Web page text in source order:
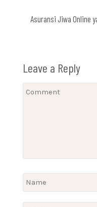
Asuransi Jiwa Online
Leave a Reply